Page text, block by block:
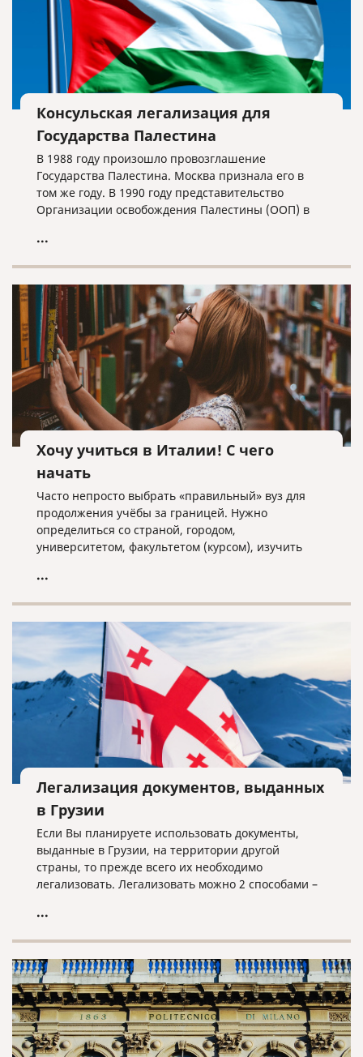
Консульская легализация для
Государства Палестина
В 1988 году произошло провозглашение
Государства Палестина. Москва признала его в
том же году. В 1990 году представительство
Организации освобождения Палестины (ООП) в
представитель Палестины - полномочия посла.
...
Хочу учиться в Италии! С чего
начать
Часто непросто выбрать «правильный» вуз для
продолжения учёбы за границей. Нужно
определиться со страной, городом,
университетом, факультетом (курсом), изучить
документы для поступления, подготовиться и
становится еще сложнее. Но если выбор уже пал
на Италию, мы поможем разобраться во многих
нюансах.
...
Легализация документов, выданных
в Грузии
Если Вы планируете использовать документы,
выданные в Грузии, на территории другой
страны, то прежде всего их необходимо
легализовать. Легализовать можно 2 способами –
консульская легализация. Для того, чтобы понять
Если страна входит в список стран подписавших
Гаагскую конвенцию, то проставляется штамп
апостиль. Если не входит, то выполняется полная
консульская легализация.
...